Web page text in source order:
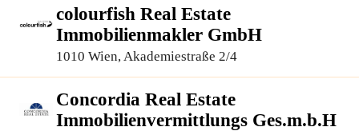
colourfish Real Estate
Immobilienmakler GmbH
1010 Wien, Akademiestraße 2/4
Concordia Real Estate
Immobilienvermittlungs Ges.m.b.H